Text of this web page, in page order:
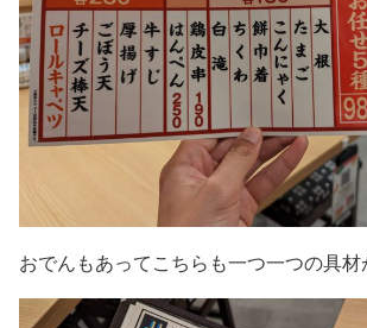
おでんもあってこちらも一つ一つの具材